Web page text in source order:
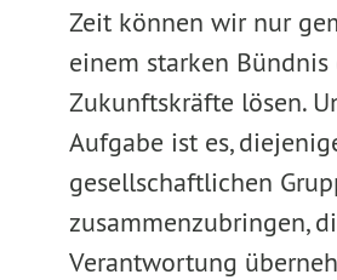
Zeit können wir nur
einem starken Bündnis
Zukunftskräfte lösen.
Aufgabe ist es,
gesellschaftlichen
zusammenzubringen,
Verantwortung